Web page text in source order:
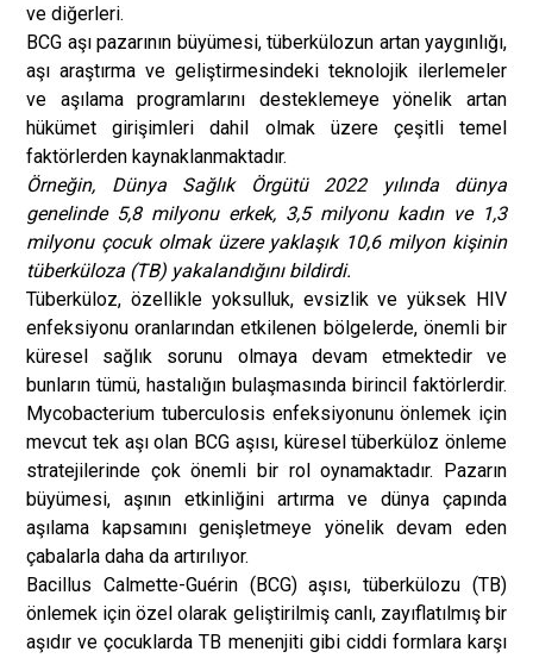
ve diğerleri.
BCG aşı pazarının büyümesi, tüberkülozun artan yaygınlığı,
aşı araştırma ve geliştirmesindeki teknolojik ilerlemeler
ve aşılama programlarını desteklemeye yönelik artan
hükümet girişimleri dahil olmak üzere çeşitli temel
faktörlerden kaynaklanmaktadır.
Örneğin, Dünya Sağlık Örgütü 2022 yılında dünya
genelinde 5,8 milyonu erkek, 3,5 milyonu kadın ve 1,3
milyonu çocuk olmak üzere yaklaşık 10,6 milyon kişinin
tüberküloza (TB) yakalandığını bildirdi.
Tüberküloz, özellikle yoksulluk, evsizlik ve yüksek HIV
enfeksiyonu oranlarından etkilenen bölgelerde, önemli bir
küresel sağlık sorunu olmaya devam etmektedir ve
bunların tümü, hastalığın bulaşmasında birincil faktörlerdir.
Mycobacterium tuberculosis enfeksiyonunu önlemek için
mevcut tek aşı olan BCG aşısı, küresel tüberküloz önleme
stratejilerinde çok önemli bir rol oynamaktadır. Pazarın
büyümesi, aşının etkinliğini artırma ve dünya çapında
aşılama kapsamını genişletmeye yönelik devam eden
çabalarla daha da artırılıyor.
Bacillus Calmette-Guérin (BCG) aşısı, tüberkülozu (TB)
önlemek için özel olarak geliştirilmiş canlı, zayıflatılmış bir
aşıdır ve çocuklarda TB menenjiti gibi ciddi formlara karşı